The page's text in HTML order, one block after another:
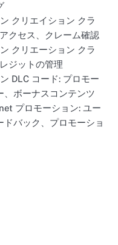
クリエイション クラ
クセス、クレーム確認
クリエーション クラ
ジットの管理
DLC コード: プロモー
、ボーナスコンテンツ
プロモーション: ユー
バック、プロモーショ